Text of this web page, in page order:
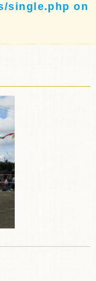
single.php on